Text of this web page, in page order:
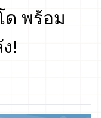
ด พร้อม
!